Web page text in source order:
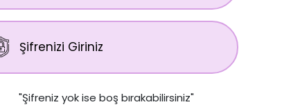
"Şifreniz yok ise boş bırakabilirsiniz"